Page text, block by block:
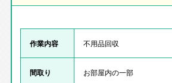
作業内容 不用品回収
間取り お部屋内の一部